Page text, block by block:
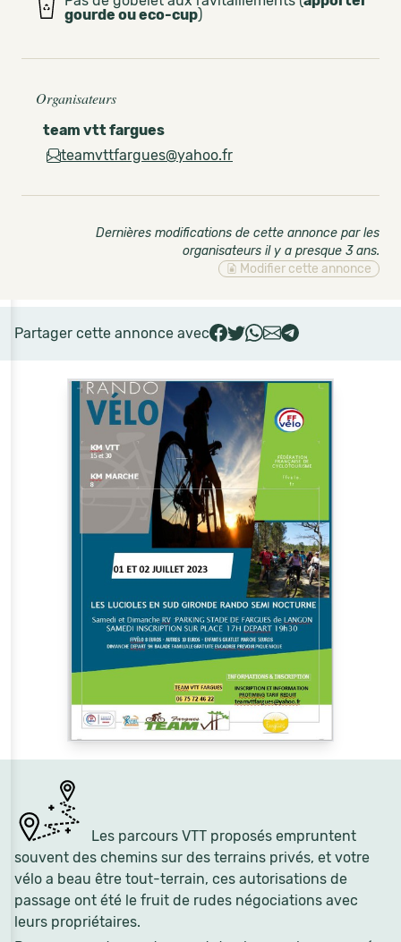
Les parcours VTT proposés empruntent
souvent des chemins sur des terrains privés, et votre
vélo a beau être tout-terrain, ces autorisations de
passage ont été le fruit de rudes négociations avec
leurs propriétaires.
gourde ou eco-cup)
Organisateurs
team vtt fargues
teamvttfargues@yahoo.fr
Dernières modifications de cette annonce par les
organisateurs il y a presque 3 ans.
Modifier cette annonce
Partager cette annonce avec